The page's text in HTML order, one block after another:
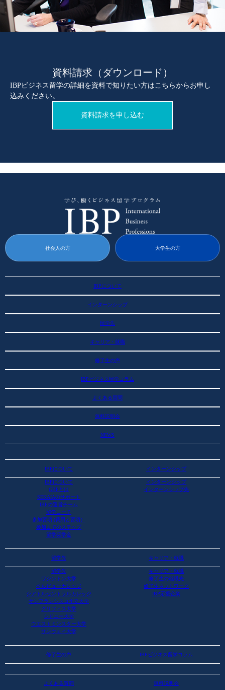
資料請求（ダウンロード）
IBPビジネス留学の詳細を資料で知りたい方はこちらからお申し
込みください。
資料請求を申し込む
社会人の方 大学生の方
IBPについて
GBPとは
SEKAIAのサポート
IBPの運営チーム
参加までのステップ
留学奨学金
インターンシップ
インターンシップ先
留学先
ワシントン大学
ベルビューカレッジ
シアトルセントラルカレッジ
シドニー大学
ウエストミンスター大学
サンウェイ大学
キャリア・就職
修了生の就職先
修了生ネットワーク
IBP応援企業
修了生の声
IBPビジネス留学コラム
よくある質問
無料説明会
NEWS
IBPについて
IBPについて
GBPとは
SEKAIAのサポート
IBPの運営チーム
留学コーチ
参加要項 (費用と要項）
参加までのステップ
留学奨学金
インターンシップ
インターンシップ
インターンシップ先
留学先
留学先
ワシントン大学
ベルビューカレッジ
シアトルセントラルカレッジ
サンフランシスコ州立大学
グリフィス大学
シドニー大学
ウエストミンスター大学
サンウェイ大学
キャリア・就職
キャリア・就職
修了生の就職先
修了生ネットワーク
IBP応援企業
修了生の声 IBPビジネス留学コラム
よくある質問 無料説明会